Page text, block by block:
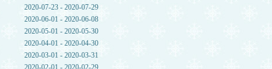
2020-07-23 - 2020-07-29
2020-06-01 - 2020-06-08
2020-05-01 - 2020-05-30
2020-04-01 - 2020-04-30
2020-03-01 - 2020-03-31
2020-02-01 - 2020-02-29